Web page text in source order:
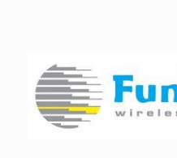
Das sind wir
News & Events